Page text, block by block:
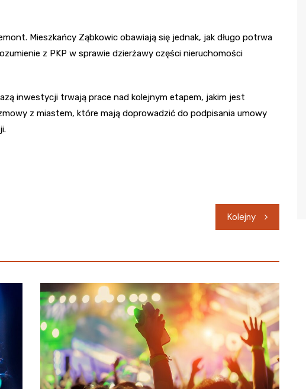
Mieszkańcy Ząbkowic obawiają się jednak, jak długo potrwa
z PKP w sprawie dzierżawy części nieruchomości
inwestycji trwają prace nad kolejnym etapem, jakim jest
z miastem, które mają doprowadzić do podpisania umowy
Kolejny